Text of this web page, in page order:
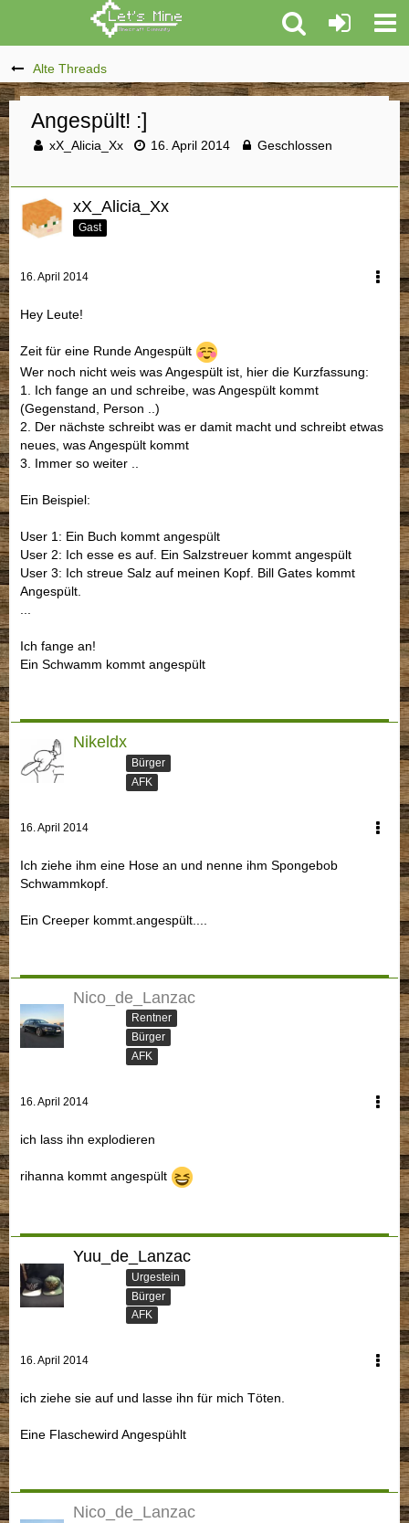
Alte Threads
Angespült! :]
xX_Alicia_Xx 16. April 2014 Geschlossen
xX_Alicia_Xx
Gast
16. April 2014
Hey Leute!
Zeit für eine Runde Angespült
Wer noch nicht weis was Angespült ist, hier die Kurzfassung:
1. Ich fange an und schreibe, was Angespült kommt
(Gegenstand, Person ..)
2. Der nächste schreibt was er damit macht und schreibt etwas
neues, was Angespült kommt
3. Immer so weiter ..
Ein Beispiel:
User 1: Ein Buch kommt angespült
User 2: Ich esse es auf. Ein Salzstreuer kommt angespült
User 3: Ich streue Salz auf meinen Kopf. Bill Gates kommt
Angespült.
Ich fange an!
Ein Schwamm kommt angespült
Nikeldx
Bürger
AFK
16. April 2014
Ich ziehe ihm eine Hose an und nenne ihm Spongebob
Schwammkopf.
Ein Creeper kommt.angespült....
Nico_de_Lanzac
Rentner
Bürger
AFK
16. April 2014
ich lass ihn explodieren
rihanna kommt angespült
Yuu_de_Lanzac
Urgestein
Bürger
AFK
16. April 2014
ich ziehe sie auf und lasse ihn für mich Töten.
Eine Flaschewird Angespühlt
Nico_de_Lanzac